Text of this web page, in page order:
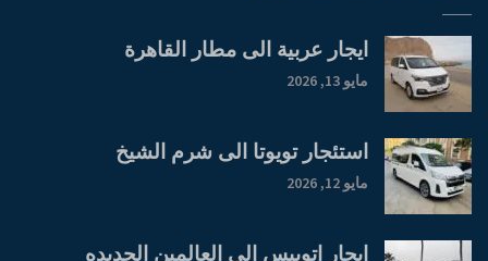
ايجار عربية الى مطار القاهرة
مايو 13, 2026
استئجار تويوتا الى شرم الشيخ
مايو 12, 2026
ايجار اتوبيس الى العالمين الجديده